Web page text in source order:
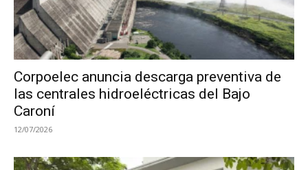
Corpoelec anuncia descarga preventiva de
las centrales hidroeléctricas del Bajo
Caroní
12/07/2026